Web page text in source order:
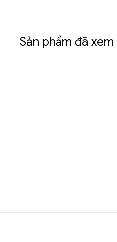
Sản phẩm đã xem